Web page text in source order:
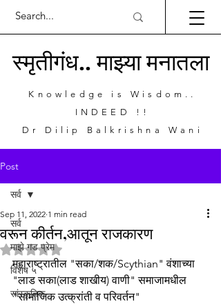
स्मृतीगंध.. माझ्या मनातला
Knowledge is Wisdom..
INDEED !!
Dr Dilip Balkrishna Wani
Post
सर्व
माझे गड प्रेम
विशेष ५
सांस्कृतिक
सर्व
वरून कीर्तन,आतून राजकारण
Sep 11, 2022 1 min read
Rated NaN out of 5 stars.
महाराष्ट्रातील "सका/शक/Scythian" वंशाच्या
"लाड सका(लाड शाखीय) वाणी" समाजामधील
"सामाजिक उत्क्रांती व परिवर्तन"